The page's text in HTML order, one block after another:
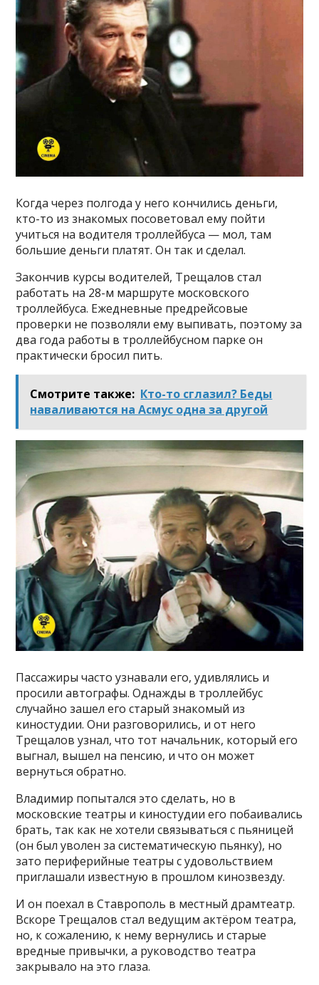
Когда через полгода у него кончились деньги,
кто-то из знакомых посоветовал ему пойти
учиться на водителя троллейбуса — мол, там
большие деньги платят. Он так и сделал.
Закончив курсы водителей, Трещалов стал
работать на 28-м маршруте московского
троллейбуса. Ежедневные предрейсовые
проверки не позволяли ему выпивать, поэтому за
два года работы в троллейбусном парке он
практически бросил пить.
Смотрите также: Кто-то сглазил? Беды
наваливаются на Асмус одна за другой
Пассажиры часто узнавали его, удивлялись и
просили автографы. Однажды в троллейбус
случайно зашел его старый знакомый из
киностудии. Они разговорились, и от него
Трещалов узнал, что тот начальник, который его
выгнал, вышел на пенсию, и что он может
вернуться обратно.
Владимир попытался это сделать, но в
московские театры и киностудии его побаивались
брать, так как не хотели связываться с пьяницей
(он был уволен за систематическую пьянку), но
зато периферийные театры с удовольствием
приглашали известную в прошлом кинозвезду.
И он поехал в Ставрополь в местный драмтеатр.
Вскоре Трещалов стал ведущим актёром театра,
но, к сожалению, к нему вернулись и старые
вредные привычки, а руководство театра
закрывало на это глаза.